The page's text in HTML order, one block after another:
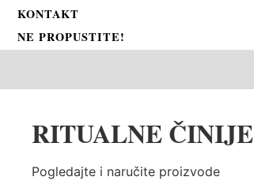
KONTAKT
NE PROPUSTITE!
RITUALNE ČINIJE
Pogledajte i naručite proizvode